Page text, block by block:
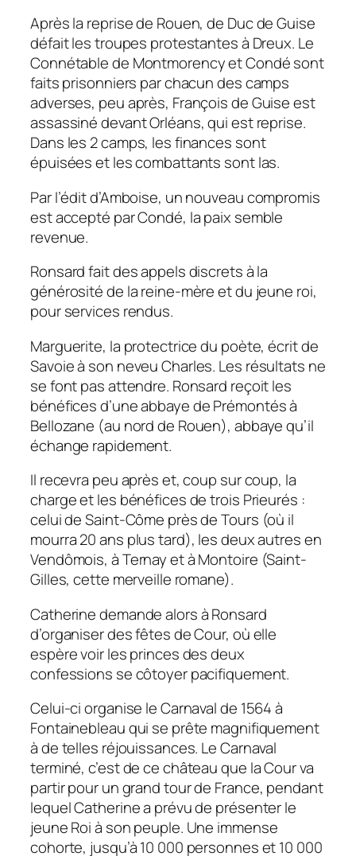
Après la reprise de Rouen, de Duc de Guise
défait les troupes protestantes à Dreux. Le
Connétable de Montmorency et Condé sont
faits prisonniers par chacun des camps
adverses, peu après, François de Guise est
assassiné devant Orléans, qui est reprise.
Dans les 2 camps, les finances sont
épuisées et les combattants sont las.
Par l’édit d’Amboise, un nouveau compromis
est accepté par Condé, la paix semble
revenue.
Ronsard fait des appels discrets à la
générosité de la reine-mère et du jeune roi,
pour services rendus.
Marguerite, la protectrice du poète, écrit de
Savoie à son neveu Charles. Les résultats ne
se font pas attendre. Ronsard reçoit les
bénéfices d’une abbaye de Prémontés à
Bellozane (au nord de Rouen), abbaye qu’il
échange rapidement.
Il recevra peu après et, coup sur coup, la
charge et les bénéfices de trois Prieurés :
celui de Saint-Côme près de Tours (où il
mourra 20 ans plus tard), les deux autres en
Vendômois, à Ternay et à Montoire (Saint-
Gilles, cette merveille romane).
Catherine demande alors à Ronsard
d’organiser des fêtes de Cour, où elle
espère voir les princes des deux
confessions se côtoyer pacifiquement.
Celui-ci organise le Carnaval de 1564 à
Fontainebleau qui se prête magnifiquement
à de telles réjouissances. Le Carnaval
terminé, c’est de ce château que la Cour va
partir pour ungrand tour de France, pendant
lequel Catherine a prévu de présenter le
jeune Roi à son peuple. Une immense
cohorte, jusqu’à 10 000 personnes et 10 000